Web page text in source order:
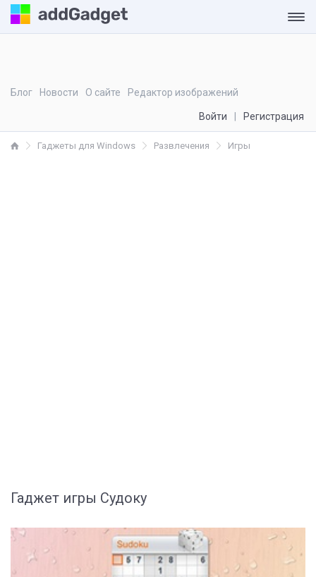
Блог Новости О сайте Редактор изображений
Войти Регистрация
Гаджеты для Windows Развлечения Игры
Гаджет игры Судоку